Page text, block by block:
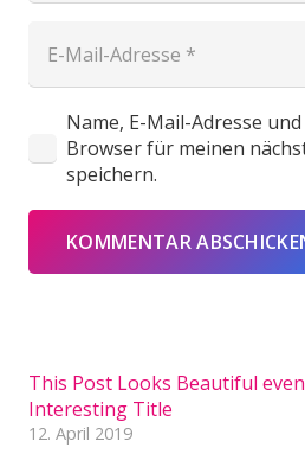
Name, E-Mail-Adresse
Browser für meinen
speichern.
KOMMENTAR
This Post Looks Beautiful
Interesting Title
12. April 2019